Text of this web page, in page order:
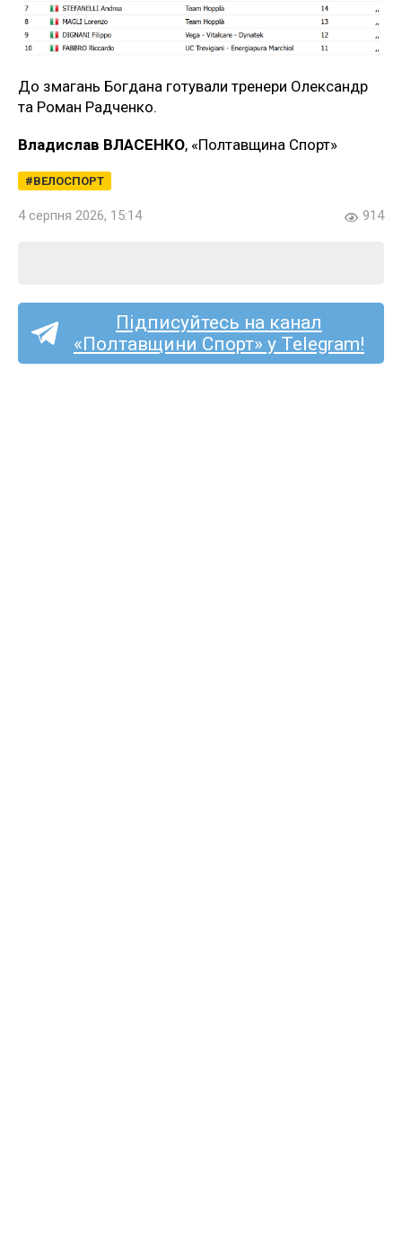
До змагань Богдана готували тренери Олександр
та Роман Радченко.
Владислав ВЛАСЕНКО, «Полтавщина Спорт»
ВЕЛОСПОРТ
4 серпня 2026, 15:14 914
Підписуйтесь на канал
«Полтавщини Спорт» у Telegram!